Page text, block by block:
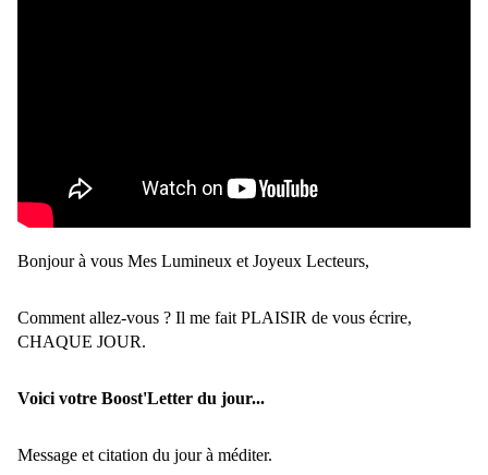
Bonjour à vous Mes Lumineux et Joyeux Lecteurs,
Comment allez-vous ? Il me fait PLAISIR de vous écrire,
CHAQUE JOUR.
Voici votre Boost'Letter du jour...
Message et citation du jour à méditer.